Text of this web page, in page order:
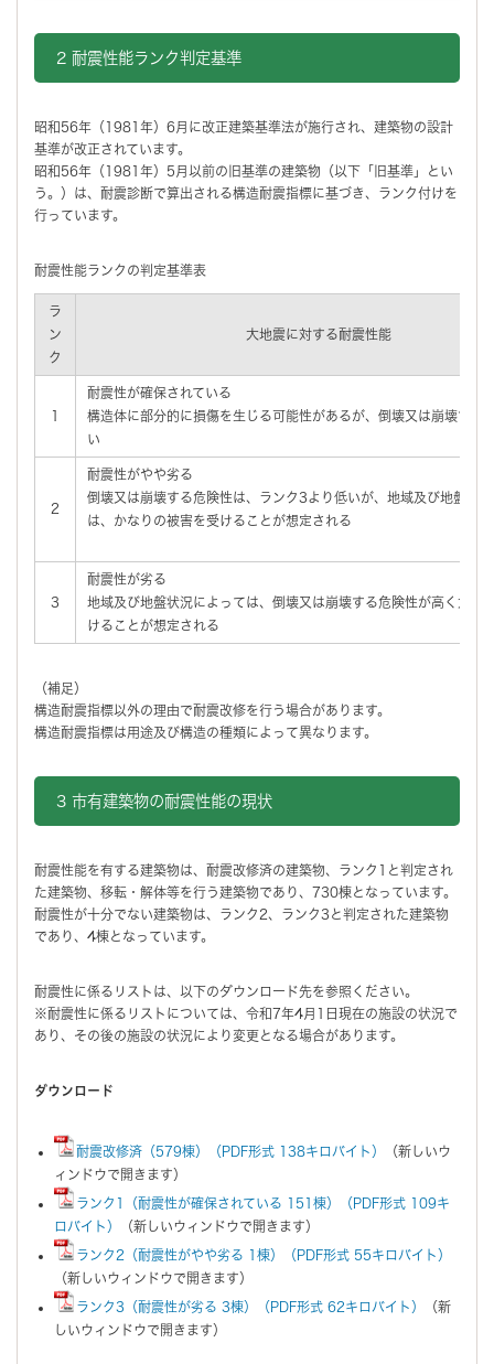
2 耐震性能ランク判定基準
昭和56年（1981年）6月に改正建築基準法が施行され、建築物の設計
基準が改正されています。
昭和56年（1981年）5月以前の旧基準の建築物（以下「旧基準」とい
う。）は、耐震診断で算出される構造耐震指標に基づき、ランク付けを
行っています。
耐震性能ランクの判定基準表
ラ
ン
ク
大地震に対する耐震性能
1
耐震性が確保されている
構造体に部分的に損傷を生じる可能性があるが、倒壊又は崩壊する
い
2
耐震性がやや劣る
倒壊又は崩壊する危険性は、ランク3より低いが、地域及び地盤状
は、かなりの被害を受けることが想定される
3
耐震性が劣る
地域及び地盤状況によっては、倒壊又は崩壊する危険性が高く大き
けることが想定される
（補足）
構造耐震指標以外の理由で耐震改修を行う場合があります。
構造耐震指標は用途及び構造の種類によって異なります。
3 市有建築物の耐震性能の現状
耐震性能を有する建築物は、耐震改修済の建築物、ランク1と判定され
た建築物、移転・解体等を行う建築物であり、730棟となっています。
耐震性が十分でない建築物は、ランク2、ランク3と判定された建築物
であり、4棟となっています。
耐震性に係るリストは、以下のダウンロード先を参照ください。
※耐震性に係るリストについては、令和7年4月1日現在の施設の状況で
あり、その後の施設の状況により変更となる場合があります。
ダウンロード
耐震改修済（579棟）（PDF形式 138キロバイト）
（新しいウ
ィンドウで開きます）
ランク1（耐震性が確保されている 151棟）（PDF形式 109キ
ロバイト）
（新しいウィンドウで開きます）
ランク2（耐震性がやや劣る 1棟）（PDF形式 55キロバイト）
（新しいウィンドウで開きます）
ランク3（耐震性が劣る 3棟）（PDF形式 62キロバイト）
（新
しいウィンドウで開きます）